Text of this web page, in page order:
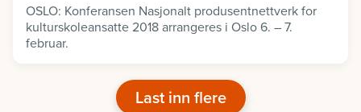
OSLO: Konferansen Nasjonalt produsentnettverk for
kulturskoleansatte 2018 arrangeres i Oslo 6. – 7.
februar.
Last inn flere